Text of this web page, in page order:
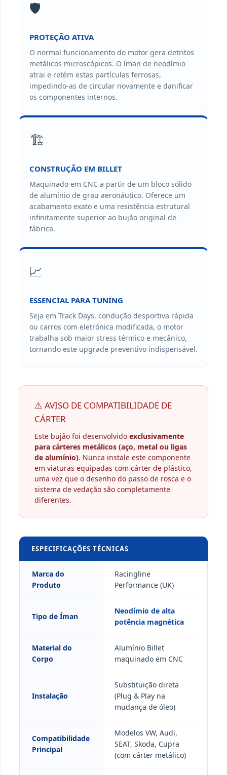
🛡️
PROTEÇÃO ATIVA
O normal funcionamento do motor gera detritos
metálicos microscópicos. O íman de neodímio
atrai e retém estas partículas ferrosas,
impedindo-as de circular novamente e danificar
os componentes internos.
🏗️
CONSTRUÇÃO EM BILLET
Maquinado em CNC a partir de um bloco sólido
de alumínio de grau aeronáutico. Oferece um
acabamento exato e uma resistência estrutural
infinitamente superior ao bujão original de
fábrica.
📈
ESSENCIAL PARA TUNING
Seja em Track Days, condução desportiva rápida
ou carros com eletrónica modificada, o motor
trabalha sob maior stress térmico e mecânico,
tornando este upgrade preventivo indispensável.
⚠️ AVISO DE COMPATIBILIDADE DE
CÁRTER
Este bujão foi desenvolvido exclusivamente
para cárteres metálicos (aço, metal ou ligas
de alumínio). Nunca instale este componente
em viaturas equipadas com cárter de plástico,
uma vez que o desenho do passo de rosca e o
sistema de vedação são completamente
diferentes.
ESPECIFICAÇÕES TÉCNICAS
Marca do
Produto
Racingline
Performance (UK)
Tipo de Íman
Neodímio de alta
potência magnética
Material do
Corpo
Alumínio Billet
maquinado em CNC
Instalação
Substituição direta
(Plug & Play na
mudança de óleo)
Compatibilidade
Principal
Modelos VW, Audi,
SEAT, Skoda, Cupra
(com cárter metálico)